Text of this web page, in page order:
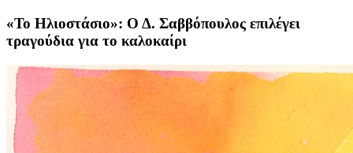
«Το Ηλιοστάσιο»: Ο Δ. Σαββόπουλος επιλέγει
τραγούδια για το καλοκαίρι